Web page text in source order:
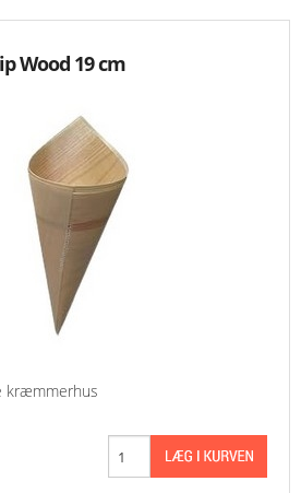
Wood 19 cm
kræmmerhus